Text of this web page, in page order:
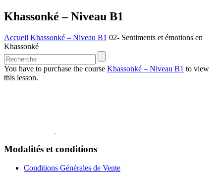
Khassonké – Niveau B1
Accueil Khassonké – Niveau B1 02- Sentiments et émotions en
Khassonké
You have to purchase the course Khassonké – Niveau B1 to view
this lesson.
Modalités et conditions
Conditions Générales de Vente